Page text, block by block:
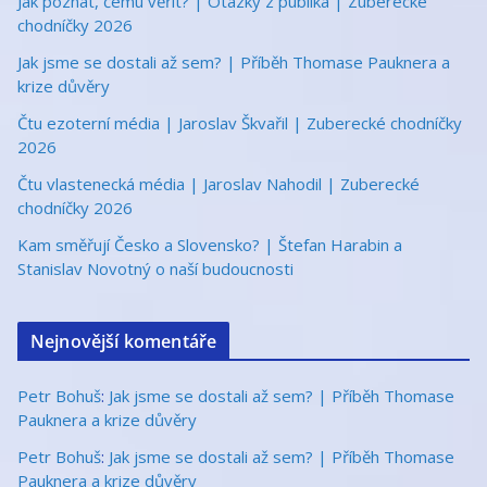
chodníčky 2026
Jak jsme se dostali až sem? | Příběh Thomase Pauknera a
krize důvěry
Čtu ezoterní média | Jaroslav Škvařil | Zuberecké chodníčky
2026
Čtu vlastenecká média | Jaroslav Nahodil | Zuberecké
chodníčky 2026
Kam směřují Česko a Slovensko? | Štefan Harabin a
Stanislav Novotný o naší budoucnosti
Nejnovější komentáře
Petr Bohuš: Jak jsme se dostali až sem? | Příběh Thomase
Pauknera a krize důvěry
Petr Bohuš: Jak jsme se dostali až sem? | Příběh Thomase
Pauknera a krize důvěry